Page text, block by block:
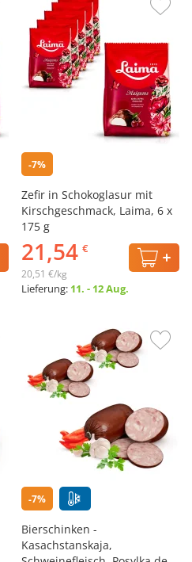
-7%
Zefir in Schokoglasur mit
Kirschgeschmack, Laima, 6 х
175 g
21,54 €
20,51 €/kg
Lieferung: 11. - 12 Aug.
-7%
Bierschinken -
Kasachstanskaja,